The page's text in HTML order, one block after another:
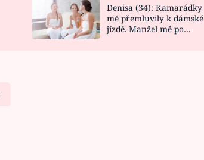
DESIGN
Denisa (34): Kamarádky
mě přemluvily k dámské
jízdě. Manžel mě po